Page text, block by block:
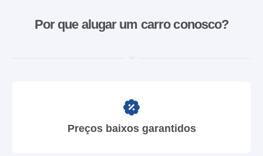
Por que alugar um carro conosco?
Preços baixos garantidos